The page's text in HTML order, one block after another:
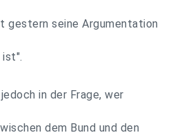
gestern seine Argumentation
ist".
in der Frage, wer
dem Bund und den